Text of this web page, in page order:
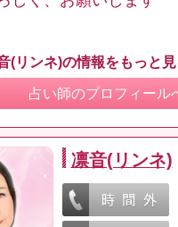
(リンネ)の情報をもっと見
占い師のプロフィール
凛音(リンネ)